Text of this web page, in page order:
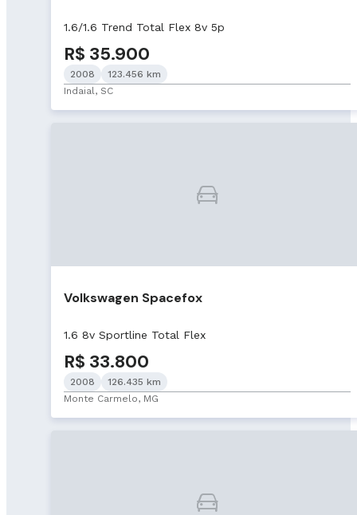
1.6/1.6 Trend Total Flex 8v 5p
R$ 35.900
2008
123.456 km
Indaial, SC
Volkswagen Spacefox
1.6 8v Sportline Total Flex
R$ 33.800
2008
126.435 km
Monte Carmelo, MG